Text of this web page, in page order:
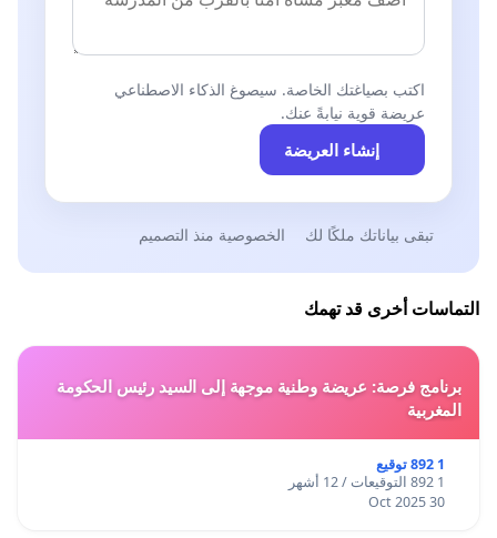
اكتب بصياغتك الخاصة. سيصوغ الذكاء الاصطناعي
عريضة قوية نيابةً عنك.
إنشاء العريضة
تبقى بياناتك ملكًا لك الخصوصية منذ التصميم
التماسات أخرى قد تهمك
برنامج فرصة: عريضة وطنية موجهة إلى السيد رئيس الحكومة
المغربية
1 892 توقيع
1 892 التوقيعات / 12 أشهر
30 Oct 2025